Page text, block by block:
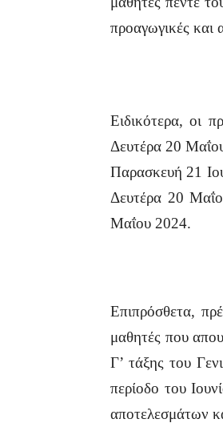
προαγωγικές και
Ειδικότερα, οι
Δευτέρα 20
Παρασκευή 21
Δευτέρα 20
Μαΐου 2024.
Επιπρόσθετα,
μαθητές που
Γ’ τάξης του
περίοδο του
αποτελεσμάτων